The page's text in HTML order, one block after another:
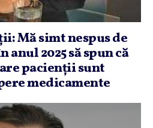
Mă simt nespus de
2025 să spun că
pacienţii sunt
medicamente